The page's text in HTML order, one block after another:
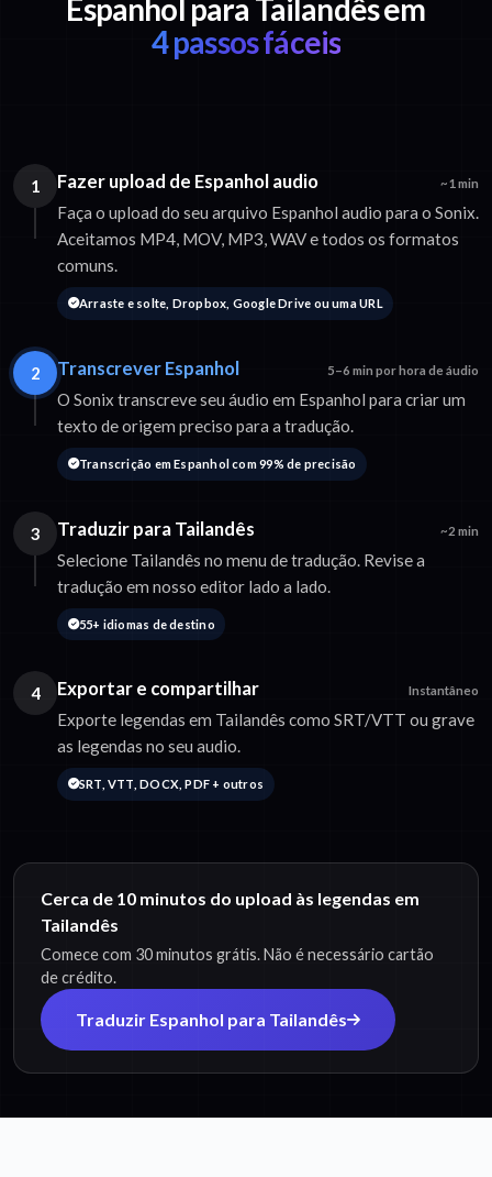
Espanhol para Tailandês em
4 passos fáceis
1 Fazer upload de Espanhol audio ~1 min
Faça o upload do seu arquivo Espanhol audio para o Sonix.
Aceitamos MP4, MOV, MP3, WAV e todos os formatos
comuns.
Arraste e solte, Dropbox, Google Drive ou uma URL
2 Transcrever Espanhol 5–6 min por hora de áudio
O Sonix transcreve seu áudio em Espanhol para criar um
texto de origem preciso para a tradução.
Transcrição em Espanhol com 99% de precisão
3 Traduzir para Tailandês ~2 min
Selecione Tailandês no menu de tradução. Revise a
tradução em nosso editor lado a lado.
55+ idiomas de destino
4 Exportar e compartilhar Instantâneo
Exporte legendas em Tailandês como SRT/VTT ou grave
as legendas no seu audio.
SRT, VTT, DOCX, PDF + outros
Cerca de 10 minutos do upload às legendas em
Tailandês
Comece com 30 minutos grátis. Não é necessário cartão
de crédito.
Traduzir Espanhol para Tailandês